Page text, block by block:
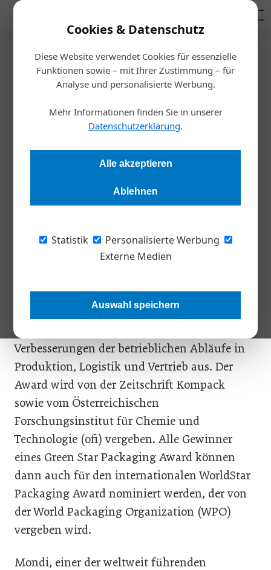
Cookies & Datenschutz
Diese Website verwendet Cookies für essenzielle
Funktionen sowie – mit Ihrer Zustimmung – für
Analyse und personalisierte Werbung.
Mehr Informationen finden Sie in unserer
Datenschutzerklärung.
Alle akzeptieren
Ablehnen
Statistik
Personalisierte Werbung
Externe Medien
Auswahl speichern
Startseite/Nachhaltigkeit
Mondi: Zwei Awards für
nachhaltige
Lebensmittelverpackungen
Verpackungsinnovationen bei der diesjährigen Verleihung der
Austrian Green Star Packaging Awards freuen.
Die jährlichen Green Star Packaging Awards
zeichnen umweltfreundliche Verpackungen
und Recycling sowie verpackungsrelevante
Verbesserungen der betrieblichen Abläufe in
Produktion, Logistik und Vertrieb aus. Der
Award wird von der Zeitschrift Kompack
sowie vom Österreichischen
Forschungsinstitut für Chemie und
Technologie (ofi) vergeben. Alle Gewinner
eines Green Star Packaging Award können
dann auch für den internationalen WorldStar
Packaging Award nominiert werden, der von
der World Packaging Organization (WPO)
vergeben wird.
Mondi, einer der weltweit führenden